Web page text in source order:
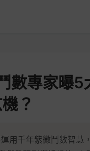
數專家曝
？
用千年紫微鬥數智慧